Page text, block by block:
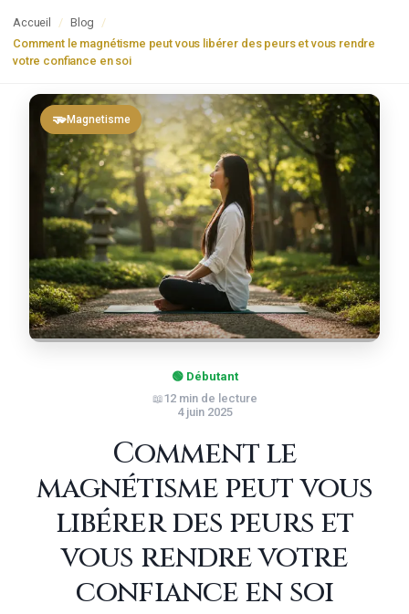
Accueil / Blog
/
Comment le magnétisme peut vous libérer des peurs et vous rendre
votre confiance en soi
🫳Magnetisme
🟢 Débutant
📖12min de lecture
4 juin 2025
Comment le
magnétisme peut vous
libérer des peurs et
vous rendre votre
confiance en soi